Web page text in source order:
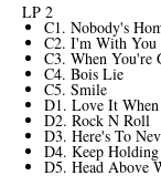
LP 2
C1. Nobody's
C2. I'm With You
C3. When You're
C4. Bois Lie
C5. Smile
D1. Love It
D2. Rock N Roll
D3. Here's To
D4. Keep
D5. Head Above